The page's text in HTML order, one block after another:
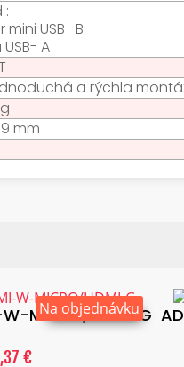
:
mini USB- B
A
a rýchla
9 mm
W-MICRO/HDMI-G
€
Na objednávku